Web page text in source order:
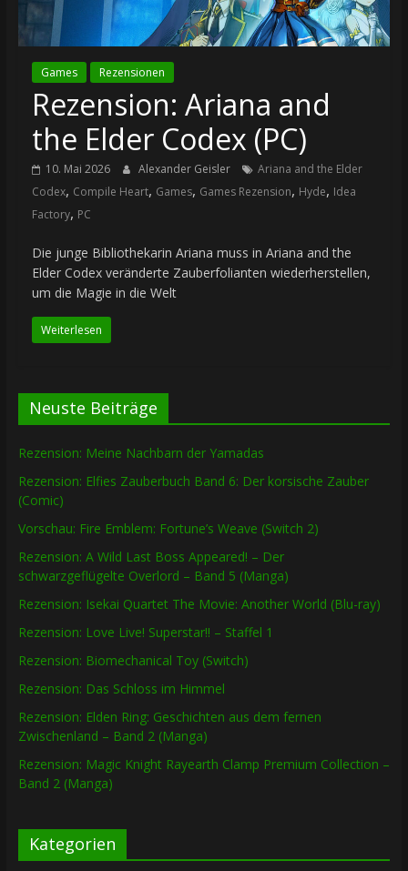
Games Rezensionen
Rezension: Ariana and
the Elder Codex (PC)
10. Mai 2026 Alexander Geisler
Ariana and the Elder
Codex, Compile Heart, Games, Games Rezension, Hyde, Idea
Factory, PC
Die junge Bibliothekarin Ariana muss in Ariana and the
Elder Codex veränderte Zauberfolianten wiederherstellen,
um die Magie in die Welt
Weiterlesen
Neuste Beiträge
Rezension: Meine Nachbarn der Yamadas
Rezension: Elfies Zauberbuch Band 6: Der korsische Zauber
(Comic)
Vorschau: Fire Emblem: Fortune’s Weave (Switch 2)
Rezension: A Wild Last Boss Appeared! – Der
schwarzgeflügelte Overlord – Band 5 (Manga)
Rezension: Isekai Quartet The Movie: Another World (Blu-ray)
Rezension: Love Live! Superstar!! – Staffel 1
Rezension: Biomechanical Toy (Switch)
Rezension: Das Schloss im Himmel
Rezension: Elden Ring: Geschichten aus dem fernen
Zwischenland – Band 2 (Manga)
Rezension: Magic Knight Rayearth Clamp Premium Collection –
Band 2 (Manga)
Kategorien